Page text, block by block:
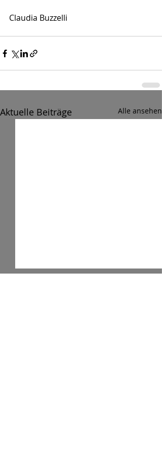
Claudia Buzzelli
Aktuelle Beiträge Alle ansehen